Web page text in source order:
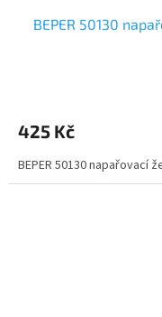
BEPER 50130
425 Kč
BEPER 50130 napařovací